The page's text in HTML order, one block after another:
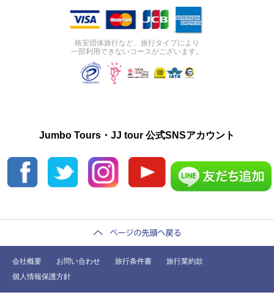
格安団体旅行など、旅行タイプにより
一部利用できないコースがございます。
Jumbo Tours・JJ tour 公式SNSアカウント
会社概要 お問い合わせ 旅行条件書
旅行業約款
個人情報保護方針